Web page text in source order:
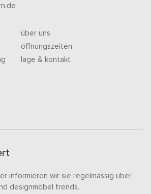
über uns
öffnungszeiten
lage & kontakt
informieren wir sie regelmässig über
designmöbel trends.